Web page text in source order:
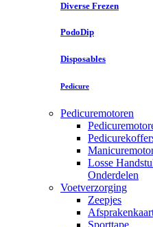
Diverse Frezen
PodoDip
Disposables
Pedicure
Pedicuremotoren
Losse
Onderdelen
Voetverzorging
Zeepjes
Sporttape